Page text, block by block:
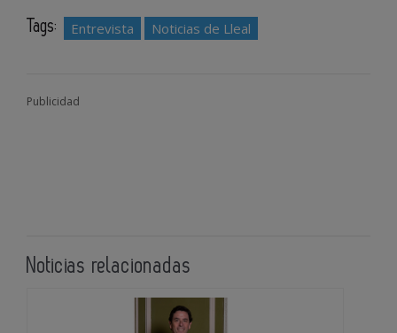
Tags: Entrevista Noticias de Lleal
Publicidad
Noticias relacionadas